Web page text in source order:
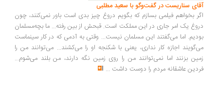
سناریست در گفت‌وگو با سعید مطلبی
بخواهم فیلمی بسازم که بگویم دروغ چیز بدی است باور نمی‌کنند، چون
یک امر جاری در این مملکت است. قبحش از بین رفته... ما بچه‌مسلمان
اما می‌گفتند این مسلمان نیست... وقتی به آدمی که در کار سینماست
اجازه کار نداری، یعنی با شکنجه او را می‌کشند... می‌توانند من را
بزنند اما نمی‌توانند من را روی زمین نگه دارند، من بلند می‌شوم...
عاشقانه مردم را دوست داشت ...